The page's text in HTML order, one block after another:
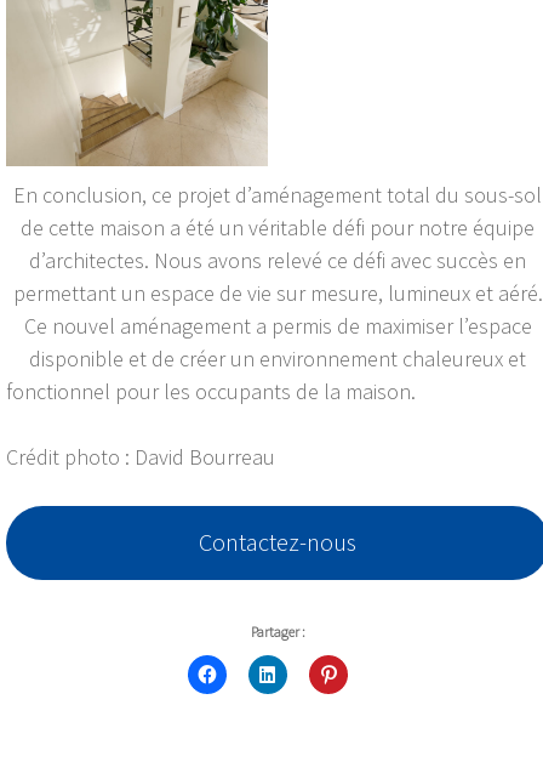
En conclusion, ce projet d’aménagement total du sous-sol
de cette maison a été un véritable défi pour notre équipe
d’architectes. Nous avons relevé ce défi avec succès en
permettant un espace de vie sur mesure, lumineux et aéré.
Ce nouvel aménagement a permis de maximiser l’espace
disponible et de créer un environnement chaleureux et
fonctionnel pour les occupants de la maison.
Crédit photo : David Bourreau
Contactez-nous
Partager :